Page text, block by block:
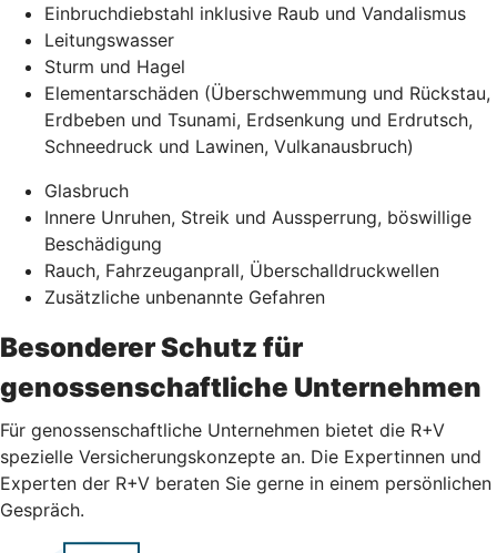
Einbruchdiebstahl inklusive Raub und Vandalismus
Leitungswasser
Sturm und Hagel
Elementarschäden (Überschwemmung und Rückstau,
Erdbeben und Tsunami, Erdsenkung und Erdrutsch,
Schneedruck und Lawinen, Vulkanausbruch)
Glasbruch
Innere Unruhen, Streik und Aussperrung, böswillige
Beschädigung
Rauch, Fahrzeuganprall, Überschalldruckwellen
Zusätzliche unbenannte Gefahren
Besonderer Schutz für
genossenschaftliche Unternehmen
Für genossenschaftliche Unternehmen bietet die R+V
spezielle Versicherungskonzepte an. Die Expertinnen und
Experten der R+V beraten Sie gerne in einem persönlichen
Gespräch.